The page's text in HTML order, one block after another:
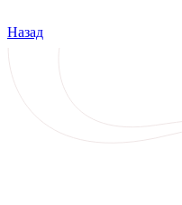
Назад